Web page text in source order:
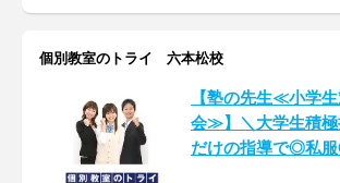
個別教室のトライ 六本松校
【塾の先生≪小学
会≫】＼大学生積極
だけの指導で◎私服